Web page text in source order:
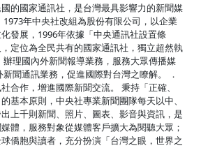
的國家通訊社，是台灣最具影響力的新聞媒
年中央社改組為股份有限公司，以企業
發展，1996年依據「中央通訊社設置條
定位為全民共有的國家通訊社，獨立超然執
理國內外新聞報導業務，服務大眾傳播媒
聞通訊業務，促進國際對台灣之瞭解。 ．
合作，增進國際新聞交流。 秉持「正確、
基本原則，中央社專業新聞團隊每天以中、
上千則新聞、照片、圖表、影音與資訊，是
體，服務對象從媒體客戶擴大為閱聽大眾；
僑胞與讀者，充分扮演「台灣之眼，世界之